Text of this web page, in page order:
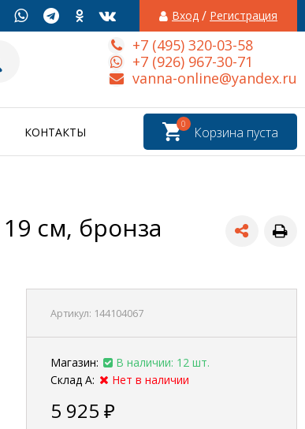
Вход / Регистрация
+7 (495) 320-03-58
+7 (926) 967-30-71
vanna-online@yandex.ru
Корзина пуста
0
КОНТАКТЫ
см, бронза
Артикул: 144104067
Магазин:
В наличии: 12 шт.
Склад А:
Нет в наличии
5 925 ₽